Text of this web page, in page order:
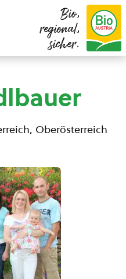
Bio,
regional,
sicher.
Oberösterreich